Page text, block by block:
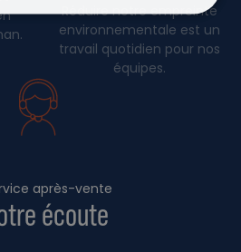
Réduire notre empreinte
environnementale est un
travail quotidien pour nos
équipes.
après-vente
écoute